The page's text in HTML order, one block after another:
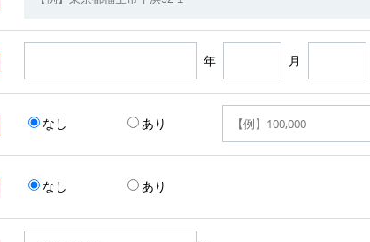
年 月
なし あり
なし あり